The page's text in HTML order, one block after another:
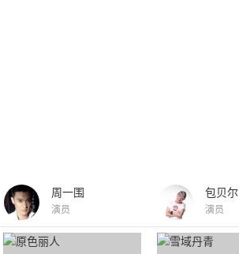
周一围
演员
包贝尔
演员